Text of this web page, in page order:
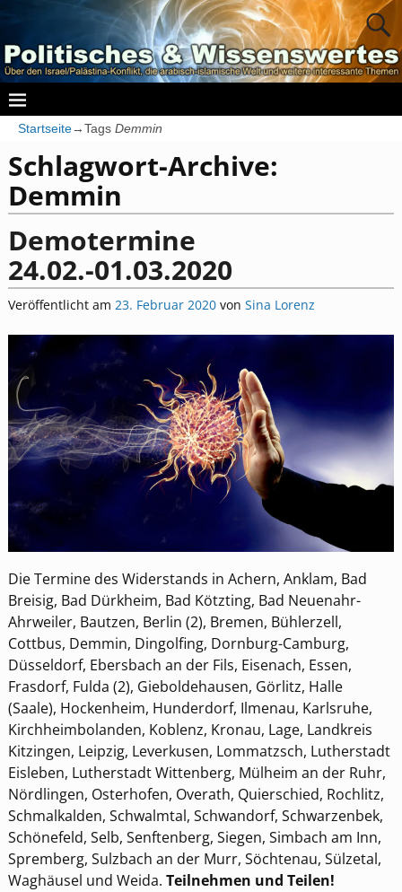
Startseite→Tags Demmin
Schlagwort-Archive:
Demmin
Demotermine
24.02.-01.03.2020
Veröffentlicht am 23. Februar 2020 von Sina Lorenz
Die Termine des Widerstands in Achern, Anklam, Bad
Breisig, Bad Dürkheim, Bad Kötzting, Bad Neuenahr-
Ahrweiler, Bautzen, Berlin (2), Bremen, Bühlerzell,
Cottbus, Demmin, Dingolfing, Dornburg-Camburg,
Düsseldorf, Ebersbach an der Fils, Eisenach, Essen,
Frasdorf, Fulda (2), Gieboldehausen, Görlitz, Halle
(Saale), Hockenheim, Hunderdorf, Ilmenau, Karlsruhe,
Kirchheimbolanden, Koblenz, Kronau, Lage, Landkreis
Kitzingen, Leipzig, Leverkusen, Lommatzsch, Lutherstadt
Eisleben, Lutherstadt Wittenberg, Mülheim an der Ruhr,
Nördlingen, Osterhofen, Overath, Quierschied, Rochlitz,
Schmalkalden, Schwalmtal, Schwandorf, Schwarzenbek,
Schönefeld, Selb, Senftenberg, Siegen, Simbach am Inn,
Spremberg, Sulzbach an der Murr, Söchtenau, Sülzetal,
Waghäusel und Weida. Teilnehmen und Teilen!